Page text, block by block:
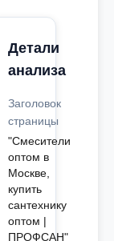
Детали
анализа
Заголовок
страницы
"Смесители
оптом в
Москве,
купить
сантехнику
оптом |
ПРОФСАН"